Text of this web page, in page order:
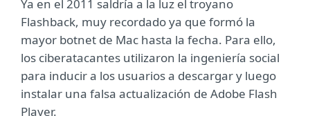
Ya en el 2011 saldría a la luz el troyano
Flashback, muy recordado ya que formó la
mayor botnet de Mac hasta la fecha. Para ello,
los ciberatacantes utilizaron la ingeniería social
para inducir a los usuarios a descargar y luego
instalar una falsa actualización de Adobe Flash
Player.